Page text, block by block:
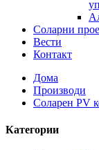
Соларни
Вести
Контакт
Дома
Производи
Соларен PV
Категории